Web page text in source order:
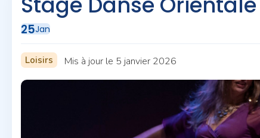
25Jan
Loisirs Mis à jour le 5 janvier 2026